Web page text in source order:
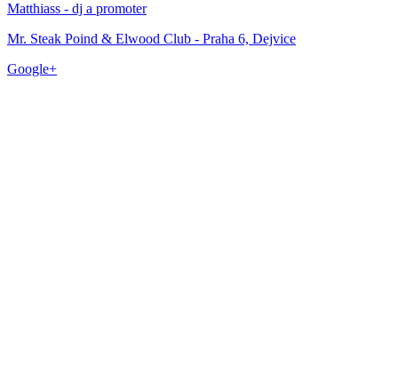
Matthiass - dj a promoter
Mr. Steak Poind & Elwood Club - Praha 6, Dejvice
Google+